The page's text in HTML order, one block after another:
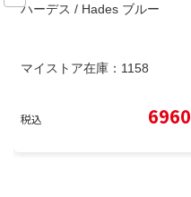
ハーデス / Hades ブルー
マイストア在庫： 1158
税込 6960